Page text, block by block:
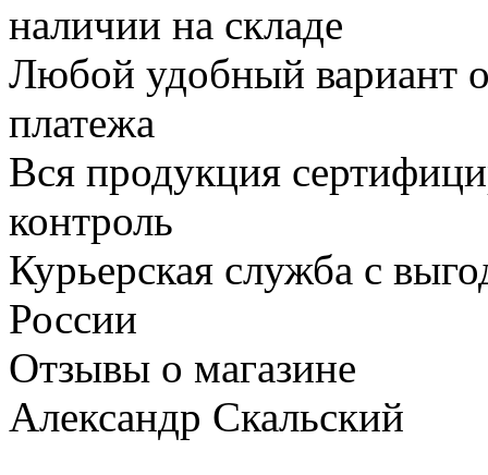
наличии на складе
Любой удобный вариант
платежа
Вся продукция
контроль
Курьерская служба с
России
Отзывы о магазине
Александр Скальский